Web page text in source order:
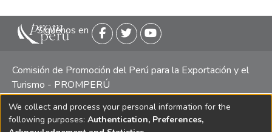
Siguenos en
Comisión de Promoción del Perú para la Exportación y el
Turismo - PROMPERÚ
Central telefónica: (511) 616 7300 / 616 7400 Calle Uno
Oeste 50, Edificio Mincetur, Pisos 13 y 14, San Isidro -
We collect and process your personal information for the
following purposes: Authentication, Preferences,